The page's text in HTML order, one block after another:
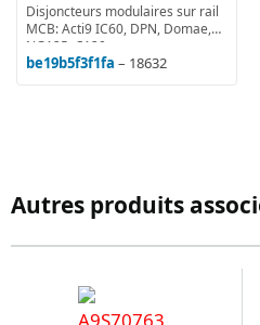
Disjoncteurs modulaires sur rail
MCB: Acti9 IC60, DPN, Domae,
NG125, C120
be19b5f3f1fa – 18632
Autres produits